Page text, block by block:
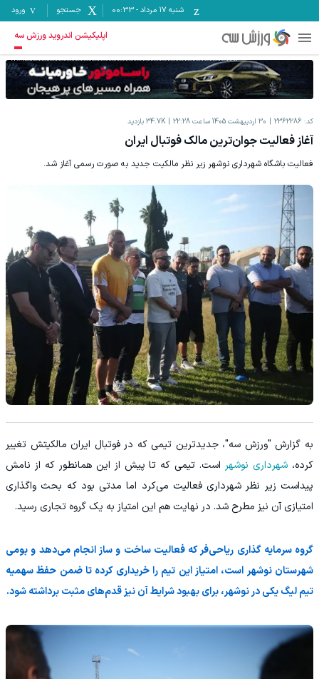
شنبه ۱۷ مرداد -
00:33 جستجو ورود
اپلیکیشن اندروید ورزش سه
کد: 2362286 30 اردیبهشت 1405 ساعت 22:28 34.7K بازدید
آغاز فعالیت جوان‌ترین مالک فوتبال ایران
فعالیت باشگاه شهرداری نوشهر زیر نظر مالکیت جدید به صورت رسمی آغاز شد.
به گزارش "ورزش سه"، جدیدترین تیمی که در فوتبال ایران مالکیتش تغییر
کرده، شهرداری نوشهر است. تیمی که تا پیش از این همانطور که از نامش
پیداست زیر نظر شهرداری فعالیت می‌کرد اما مدتی بود که بحث واگذاری
امتیازی آن نیز مطرح شد. در نهایت هم این امتیاز به یک گروه تجاری رسید.
گروه سرمایه گذاری ریاحی‌فر که فعالیت ساخت و ساز انجام می‌دهد و بومی
شهرستان نوشهر است، امتیاز این تیم را خریداری کرده تا ضمن حفظ سهمیه
تیم لیگ یکی در نوشهر، برای بهبود شرایط آن نیز قدم‌های مثبت برداشته شود.